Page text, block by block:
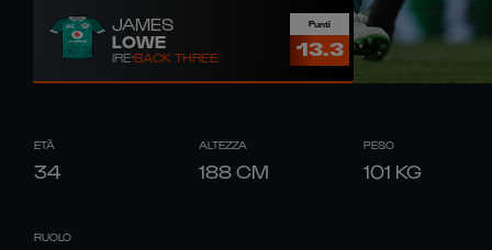
JAMES
LOWE
IREBACK THREE
Punti
13.3
ETÀ
34
ALTEZZA
188CM
PESO
101 KG
RUOLO